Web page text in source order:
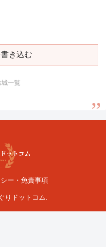
き込む
一覧
ー・免責事項
りドットコム.